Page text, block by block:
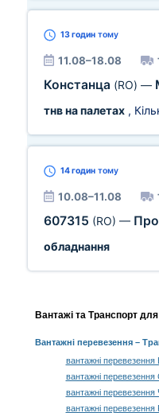
13 годин тому
11.08–18.08
Констанца (RO) —
тнв на палетах ,
14 годин тому
10.08–11.08
607315 (RO) —
обладнання
Вантажі та Транспорт
Вантажні перевезення–
вантажні перевезення
вантажні
вантажні перевезення
вантажні